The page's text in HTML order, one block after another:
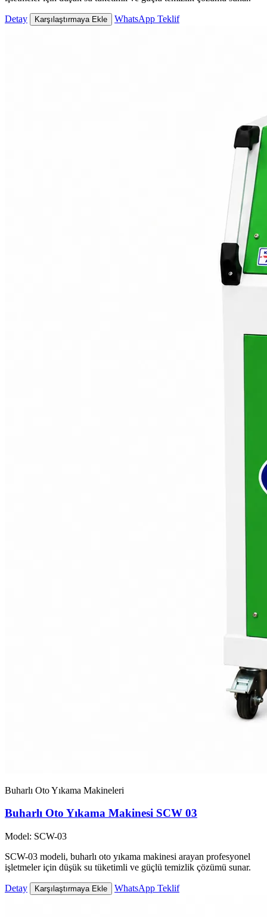
Detay Karşılaştırmaya Ekle WhatsApp Teklif
Buharlı Oto Yıkama Makineleri
Buharlı Oto Yıkama Makinesi SCW 03
Model: SCW-03
SCW-03 modeli, buharlı oto yıkama makinesi arayan profesyonel
işletmeler için düşük su tüketimli ve güçlü temizlik çözümü sunar.
Detay Karşılaştırmaya Ekle WhatsApp Teklif